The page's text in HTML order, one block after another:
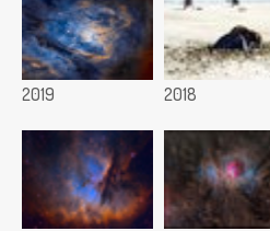
2019 2018